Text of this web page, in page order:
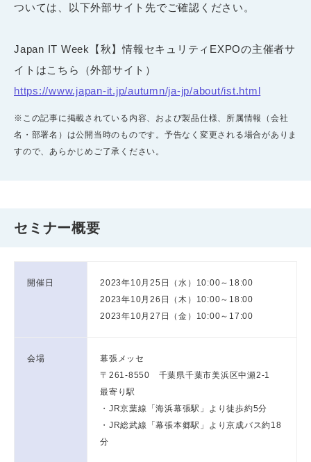
ついては、以下外部サイト先でご確認ください。
Japan IT Week【秋】情報セキュリティEXPOの主催者サ
イトはこちら（外部サイト）
https://www.japan-it.jp/autumn/ja-jp/about/ist.html
※この記事に掲載されている内容、および製品仕様、所属情報（会社
名・部署名）は公開当時のものです。予告なく変更される場合がありま
すので、あらかじめご了承ください。
セミナー概要
開催日
2023年10月25日（水）10:00～18:00
2023年10月26日（木）10:00～18:00
2023年10月27日（金）10:00～17:00
会場
幕張メッセ
〒261-8550 千葉県千葉市美浜区中瀬2-1
最寄り駅
・JR京葉線「海浜幕張駅」より徒歩約5分
・JR総武線「幕張本郷駅」より京成バス約18
分